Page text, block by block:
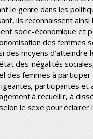
le genre dans les
ils reconnaissent
socio-économique et
des femmes
des moyens
des inégalités
des femmes à
participantes et
à recueillir, à
le sexe pour éclairer